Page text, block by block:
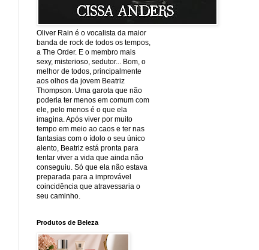
Oliver Rain é o vocalista da maior
banda de rock de todos os tempos,
a The Order. E o membro mais
sexy, misterioso, sedutor... Bom, o
melhor de todos, principalmente
aos olhos da jovem Beatriz
Thompson. Uma garota que não
poderia ter menos em comum com
ele, pelo menos é o que ela
imagina. Após viver por muito
tempo em meio ao caos e ter nas
fantasias com o ídolo o seu único
alento, Beatriz está pronta para
tentar viver a vida que ainda não
conseguiu. Só que ela não estava
preparada para a improvável
coincidência que atravessaria o
seu caminho.
Produtos de Beleza